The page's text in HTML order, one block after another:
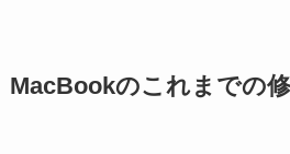
MacBookのこれまでの